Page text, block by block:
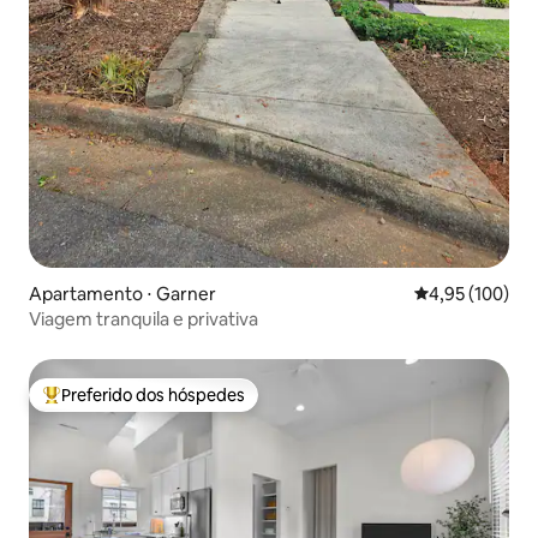
Apartamento ⋅ Garner 4,95 de uma
4,95 (100)
Viagem tranquila e privativa
Entre os melhores preferidos dos hóspedes
Preferido dos hóspedes